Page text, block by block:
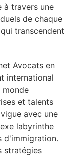
à travers une
de chaque
transcendent
Avocats en
international
monde
et talents
avec une
labyrinthe
d'immigration.
stratégies